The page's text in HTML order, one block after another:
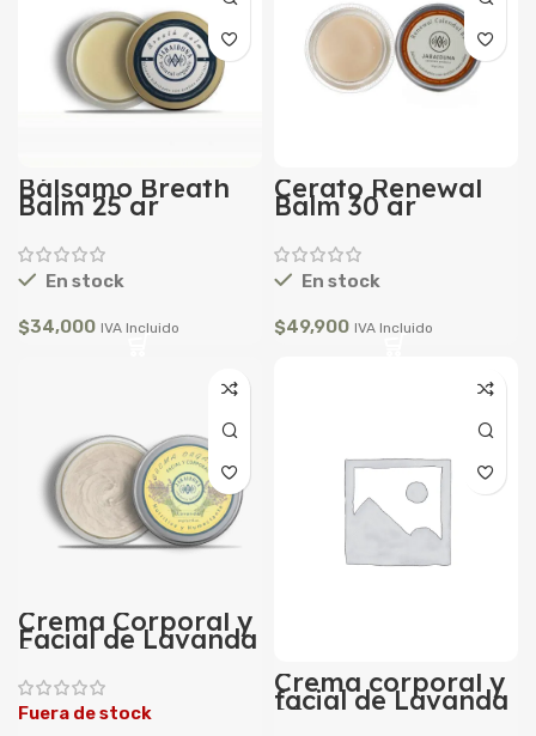
Bálsamo Breath
Balm 25 gr
En stock
$34,000 IVA Incluido
Cerato Renewal
Balm 30 gr
En stock
$49,900 IVA Incluido
Crema Corporal y
Facial de Lavanda
200 gr
Fuera de stock
Crema corporal y
facial de Lavanda
25 gr